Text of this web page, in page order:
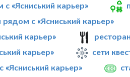
«Ясниський карьер»
с «Ясниський карьер»
карьер»
карьер»
сети
карьер»